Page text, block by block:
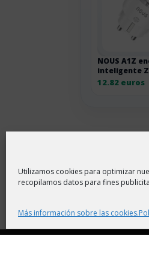
Utilizamos cookies para optimizar
recopilamos datos para fines
Más información sobre las cookies.
NOUS A1Z
inteligente
12.82 euros